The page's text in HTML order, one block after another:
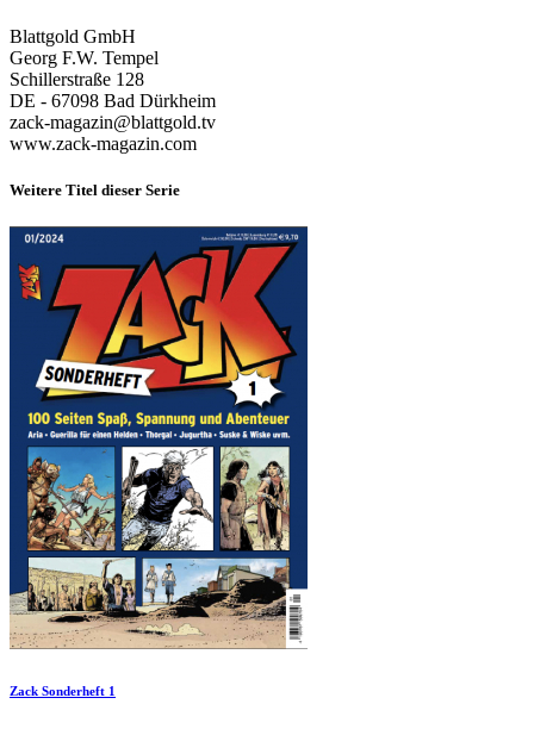
Blattgold GmbH
Georg F.W. Tempel
Schillerstraße 128
DE - 67098 Bad Dürkheim
zack-magazin@blattgold.tv
www.zack-magazin.com
Weitere Titel dieser Serie
Zack Sonderheft 1